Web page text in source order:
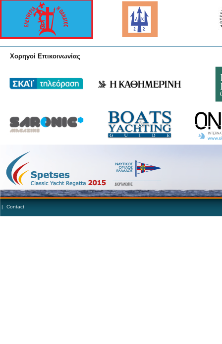
Χορηγοί Επικοινωνίας
| Contact